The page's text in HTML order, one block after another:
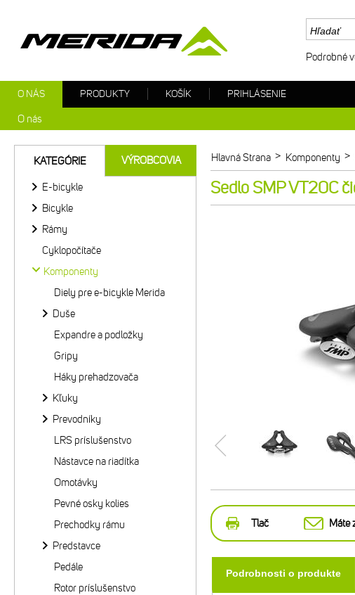
Hlavná Strana > Komponenty >
Sedlo SMP VT20C
Tlač Máte
Podrobnosti o produkte
KATEGÓRIE VÝROBCOVIA
E-bicykle
Bicykle
Rámy
Cyklopočítače
Komponenty
Diely pre e-bicykle Merida
Duše
Expandre a podložky
Gripy
Háky prehadzovača
Kľuky
Prevodníky
LRS príslušenstvo
Nástavce na riadítka
Omotávky
Pevné osky kolies
Prechodky rámu
Predstavce
Pedále
Rotor príslušenstvo
Podrobné
O NÁS
O nás
PRODUKTY KOŠÍK PRIHLÁSENIE